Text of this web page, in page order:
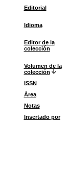
Editorial
Idioma
Editor de la
colección
Volumen de la
colección
ISSN
Área
Notas
Insertado por